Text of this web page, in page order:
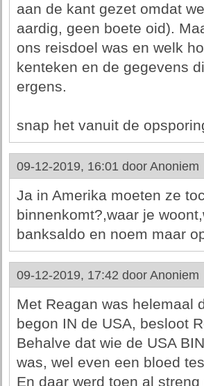
aan de kant gezet omdat
aardig, geen boete oid).
ons reisdoel was en welk
kenteken en de gegevens
ergens.
snap het vanuit de
09-12-2019, 16:01 door Anoniem
Ja in Amerika moeten ze
binnenkomt?,waar je
banksaldo en noem maar
09-12-2019, 17:42 door Anoniem
Met Reagan was helemaal
begon IN de USA, besloot
Behalve dat wie de USA
was, wel even een bloed
En daar werd toen al